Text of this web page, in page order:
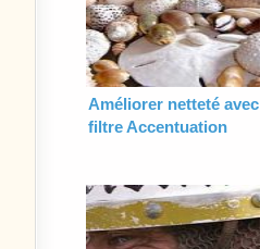
Améliorer netteté avec
filtre Accentuation